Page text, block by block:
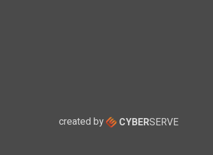
created by CYBERSERVE